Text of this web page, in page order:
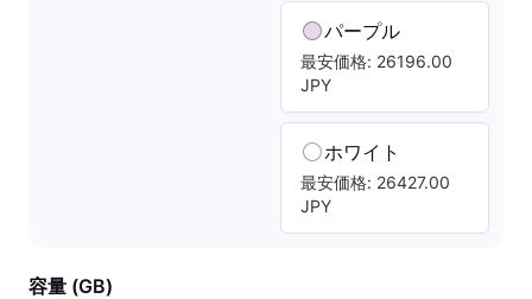
パープル
最安価格: 26196.00
JPY
ホワイト
最安価格: 26427.00
JPY
容量 (GB)